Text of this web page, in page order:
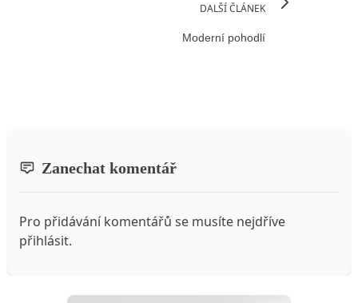
DALŠÍ ČLÁNEK
Moderní pohodlí
Zanechat komentář
Pro přidávání komentářů se musíte nejdříve
přihlásit.